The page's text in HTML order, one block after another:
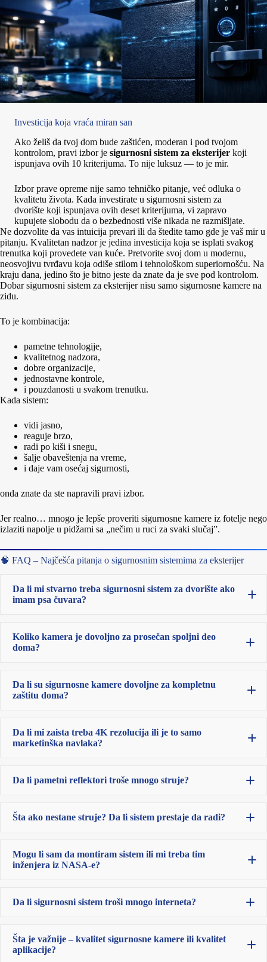
Investicija koja vraća miran san
Ako želiš da tvoj dom bude zaštićen, moderan i pod tvojom
kontrolom, pravi izbor je sigurnosni sistem za eksterijer koji
ispunjava ovih 10 kriterijuma. To nije luksuz — to je mir.
Izbor prave opreme nije samo tehničko pitanje, već odluka o
kvalitetu života. Kada investirate u sigurnosni sistem za
dvorište koji ispunjava ovih deset kriterijuma, vi zapravo
kupujete slobodu da o bezbednosti više nikada ne razmišljate.
Ne dozvolite da vas intuicija prevari ili da štedite tamo gde je vaš mir u
pitanju. Kvalitetan nadzor je jedina investicija koja se isplati svakog
trenutka koji provedete van kuće. Pretvorite svoj dom u modernu,
neosvojivu tvrđavu koja odiše stilom i tehnološkom superiornošću. Na
kraju dana, jedino što je bitno jeste da znate da je sve pod kontrolom.
Dobar sigurnosni sistem za eksterijer nisu samo sigurnosne kamere na
zidu.
To je kombinacija:
pametne tehnologije,
kvalitetnog nadzora,
dobre organizacije,
jednostavne kontrole,
i pouzdanosti u svakom trenutku.
Kada sistem:
vidi jasno,
reaguje brzo,
radi po kiši i snegu,
šalje obaveštenja na vreme,
i daje vam osećaj sigurnosti,
onda znate da ste napravili pravi izbor.
Jer realno… mnogo je lepše proveriti sigurnosne kamere iz fotelje nego
izlaziti napolje u pidžami sa „nečim u ruci za svaki slučaj”.
🧠 FAQ – Najčešća pitanja o sigurnosnim sistemima za eksterijer
Da li mi stvarno treba sigurnosni sistem za dvorište ako
imam psa čuvara?
Koliko kamera je dovoljno za prosečan spoljni deo
doma?
kapiju,
i zadnji deo kuće.
Da li su sigurnosne kamere dovoljne za kompletnu
zaštitu doma?
pametni reflektori,
Da li mi zaista treba 4K rezolucija ili je to samo
marketinška navlaka?
Da li pametni reflektori troše mnogo struje?
Šta ako nestane struje? Da li sistem prestaje da radi?
bateriju
mobilnu konekciju
Mogu li sam da montiram sistem ili mi treba tim
inženjera iz NASA-e?
Da li sigurnosni sistem troši mnogo interneta?
Šta je važnije – kvalitet sigurnosne kamere ili kvalitet
aplikacije?